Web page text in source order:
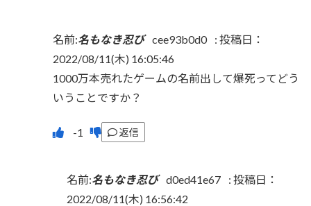
名前:名もなき忍び cee93b0d0 : 投稿日：
2022/08/11(木) 16:05:46
1000万本売れたゲームの名前出して爆死ってどう
いうことですか？
返信
名前:名もなき忍び d0ed41e67 : 投稿日：
2022/08/11(木) 16:56:42